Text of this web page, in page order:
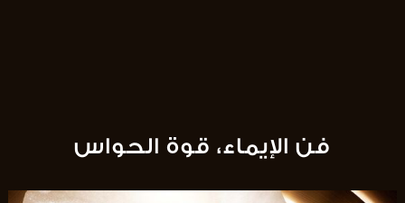
فن الإيماء، قوة الحواس